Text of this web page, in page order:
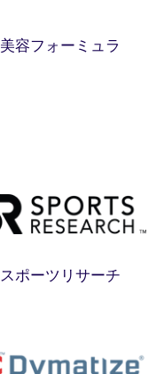
美容フォーミュラ
スポーツリサーチ